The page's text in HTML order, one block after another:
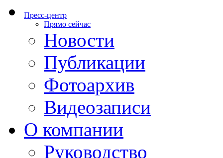
Пресс-центр
Прямо сейчас
Новости
Публикации
Фотоархив
Видеозаписи
О компании
Руководство